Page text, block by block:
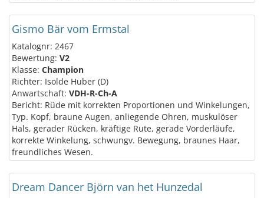
Gismo Bär vom Ermstal
Katalognr: 2467
Bewertung: V2
Klasse: Champion
Richter: Isolde Huber (D)
Anwartschaft: VDH-R-Ch-A
Bericht: Rüde mit korrekten Proportionen und Winkelungen,
Typ. Kopf, braune Augen, anliegende Ohren, muskulöser
Hals, gerader Rücken, kräftige Rute, gerade Vorderläufe,
korrekte Winkelung, schwungv. Bewegung, braunes Haar,
freundliches Wesen.
Dream Dancer Björn van het Hunzedal